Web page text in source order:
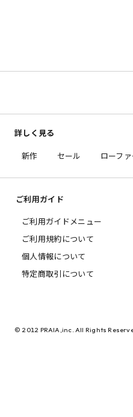
詳しく見る
新作 セール ローフ
ご利用ガイド
ご利用ガイドメニュー
ご利用規約について
個人情報について
特定商取引について
© 2012 PRAIA,inc. All Rights